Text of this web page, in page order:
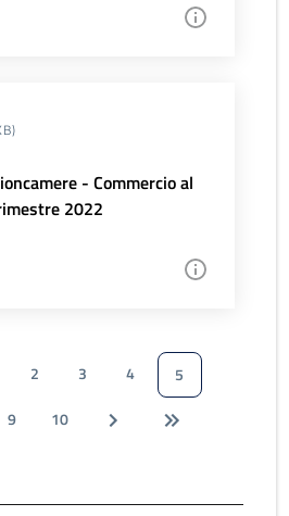
- Commercio al
2022
2 3 4
5
9 10